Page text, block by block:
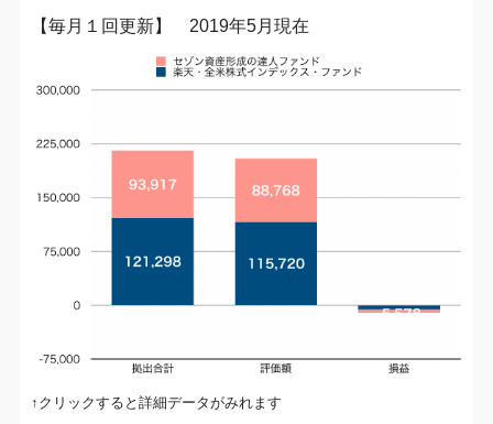
【毎月１回更新】 2019年5月現在
↑クリックすると詳細データがみれます